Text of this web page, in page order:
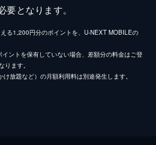
となります。
る1,200円分のポイントを、U-NEXT MOBILEの
ントを保有していない場合、差額分の料金はご登
ます。
放題など）の月額利用料は別途発生します。